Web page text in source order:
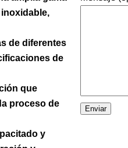
de diferentes
de
que
proceso de
y